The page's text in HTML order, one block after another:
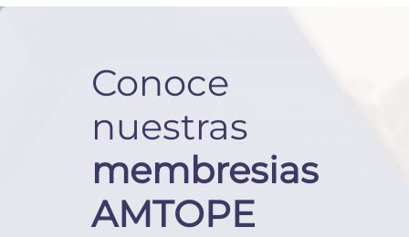
Conoce
nuestras
membresias
AMTOPE